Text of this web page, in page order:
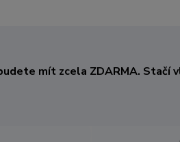
mít zcela ZDARMA.